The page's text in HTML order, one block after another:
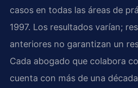
casos en todas las áreas de
1997. Los resultados varían;
anteriores no garantizan un
Cada abogado que colabora
cuenta con más de una